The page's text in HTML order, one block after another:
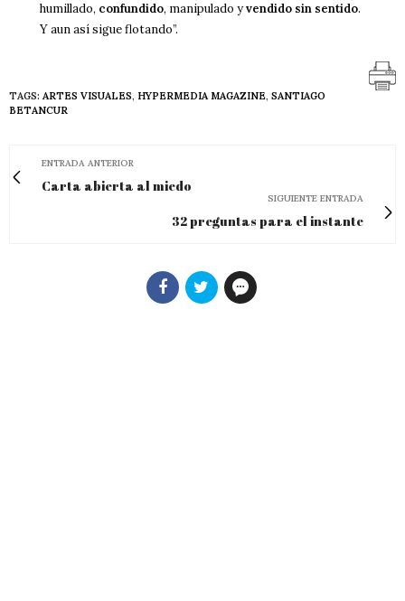
humillado, confundido, manipulado yvendido sin sentido.
Y aun así sigue flotando”.
TAGS: ARTES VISUALES, HYPERMEDIA MAGAZINE, SANTIAGO
BETANCUR
ENTRADA ANTERIOR
Carta abierta al miedo
SIGUIENTE ENTRADA
32 preguntas para el instante